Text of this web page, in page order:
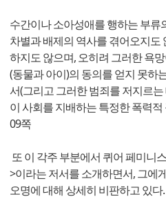
수간이나 소아성애를 행하는 부
차별과 배제의 역사를 겪어오지도
하지도 않으며, 오히려 그러한 욕
(동물과 아이)의 동의를 얻지 못하
서(그리고 그러한 범죄를 저지르
이 사회를 지배하는 특정한 폭력
09쪽
또 이 각주 부분에서 퀴어 페미니
>이라는 저서를 소개하면서, 그에
오명에 대해 상세히 비판하고 있다.